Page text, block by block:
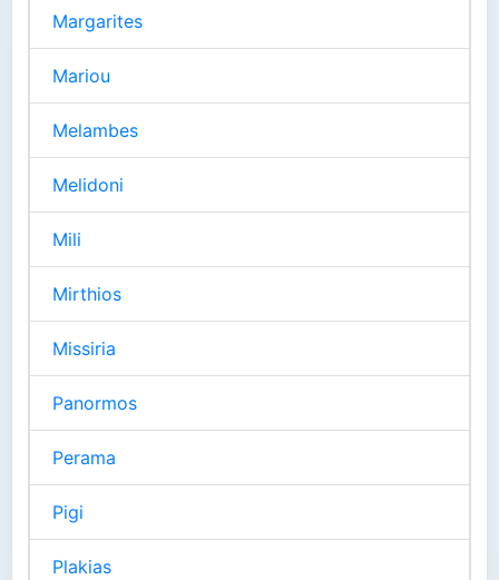
Margarites
Mariou
Melambes
Melidoni
Mili
Mirthios
Missiria
Panormos
Perama
Pigi
Plakias